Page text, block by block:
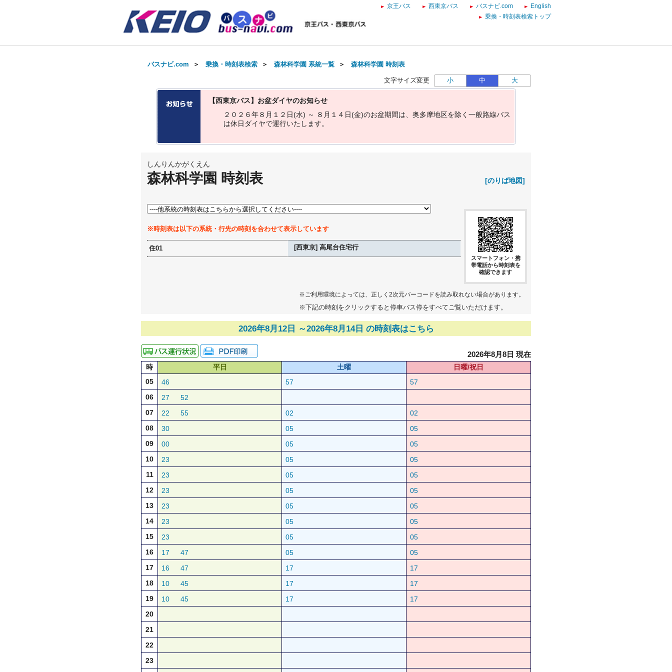
京王バス 西東京バス バスナビ.com
English
乗換・時刻表検索トップ
バスナビ.com ＞ 乗換・時刻表検索 ＞ 森林科学園 系統一覧 ＞ 森林科学園 時刻表
文字サイズ変更 小 中 大
【西東京バス】お盆ダイヤのお知らせ
２ ０ ２ ６年８ 月 １ ２ 日(水) ～ ８ 月 １ ４ 日(金)のお盆期間は 奥多摩地区を除 く 一般路線バス
は休日 ダイヤで運行いた し ます。
しんりんかがくえん
森林科学園 時刻表 [のりば地図]
※時刻表は以下の系統・行先の時刻を合わせて表示しています
住01 [西東京] 高尾台住宅行
スマートフォン・携
帯電話から時刻表を
確認できます
※ご利用環境によっては、正しく2次元バーコードを読み取れない場合があります。
※下記の時刻をクリックすると停車バス停をすべてご覧いただけます。
2026年8月12日 ～2026年8月14日 の時刻表はこちら
2026年8月8日 現在
時 平日 土曜
日曜/祝日
05
46 57
57
06
27
52
07
22 55 02
02
08
30 05
05
09
00 05
05
10
23 05
05
11
23 05
05
12
23 05
05
13
23 05
05
14
23 05
05
15
23 05
05
16
17 47 05
05
17
16 47 17
17
18
10 45 17
17
19
10 45 17
17
20
21
22
23